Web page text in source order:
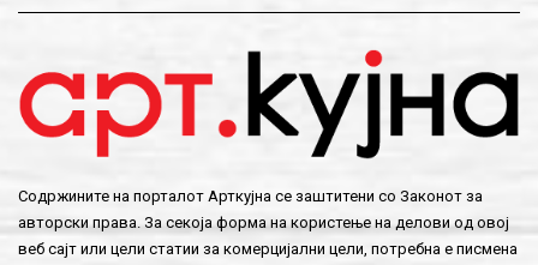
Содржините на порталот Арткујна се заштитени со Законот за
авторски права. За секоја форма на користење на делови од овој
веб сајт или цели статии за комерцијални цели, потребна е писмена